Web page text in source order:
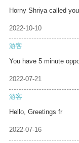
Horny Shriya called you
2022-10-10
游客
You have 5 minute
2022-07-21
游客
Hello, Greetings fr
2022-07-16